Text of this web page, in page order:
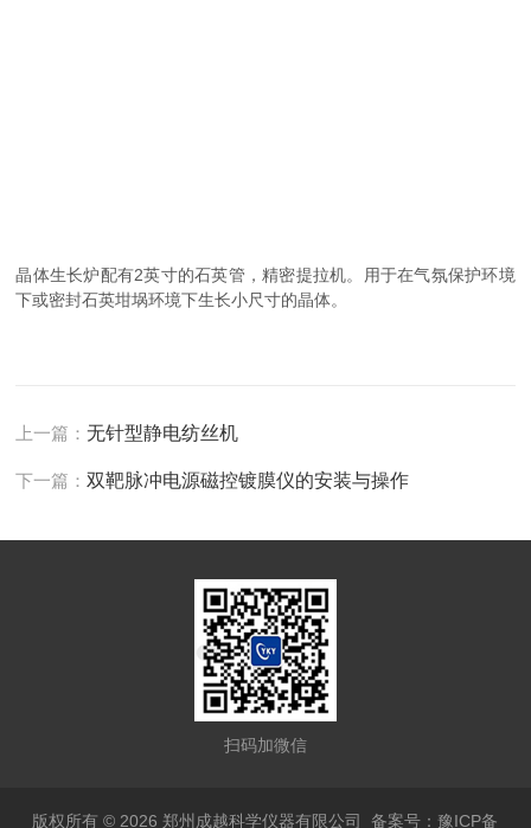
晶体生长炉配有2英寸的石英管，精密提拉机。用于在气氛保护环境
下或密封石英坩埚环境下生长小尺寸的晶体。
上一篇：无针型静电纺丝机
下一篇：双靶脉冲电源磁控镀膜仪的安装与操作
扫码加微信
版权所有 © 2026 郑州成越科学仪器有限公司备案号：豫ICP备